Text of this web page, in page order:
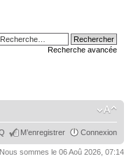
Recherche avancée
M’enregistrer Connexion
Nous sommes le 06 Aoû 2026, 07:14